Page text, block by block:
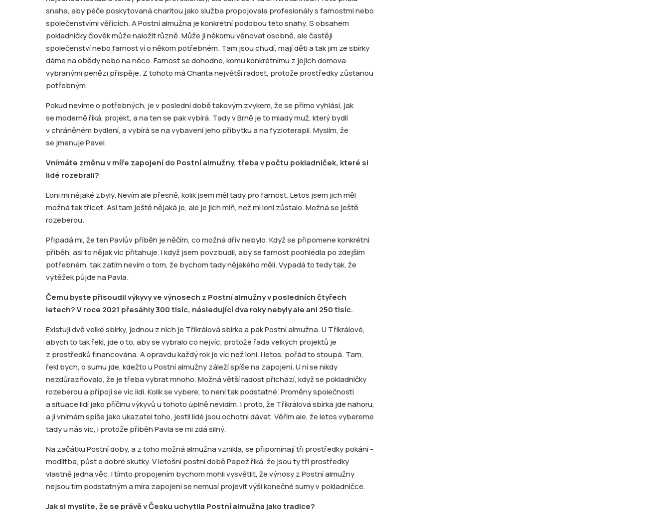
snaha, aby péče poskytovaná charitou jako služba propojovala profesionály s farnostmi nebo
společenstvími věřících. A Postní almužna je konkrétní podobou této snahy. S obsahem
pokladničky člověk může naložit různě. Může ji někomu věnovat osobně, ale častěji
společenství nebo farnost ví o někom potřebném. Tam jsou chudí, mají děti a tak jim ze sbírky
dáme na obědy nebo na něco. Farnost se dohodne, komu konkrétnímu z jejich domova
vybranými penězi přispěje. Z tohoto má Charita největší radost, protože prostředky zůstanou
potřebným.
Pokud nevíme o potřebných, je v poslední době takovým zvykem, že se přímo vyhlásí, jak
se moderně říká, projekt, a na ten se pak vybírá. Tady v Brně je to mladý muž, který bydlí
v chráněném bydlení, a vybírá se na vybavení jeho příbytku a na fyzioterapii. Myslím, že
se jmenuje Pavel.
Vnímáte změnu v míře zapojení do Postní almužny, třeba v počtu pokladniček, které si
lidé rozebrali?
Loni mi nějaké zbyly. Nevím ale přesně, kolik jsem měl tady pro farnost. Letos jsem jich měl
možná tak třicet. Asi tam ještě nějaká je, ale je jich míň, než mi loni zůstalo. Možná se ještě
rozeberou.
Připadá mi, že ten Pavlův příběh je něčím, co možná dřív nebylo. Když se připomene konkrétní
příběh, asi to nějak víc přitahuje. I když jsem povzbudil, aby se farnost poohlédla po zdejším
potřebném, tak zatím nevím o tom, že bychom tady nějakého měli. Vypadá to tedy tak, že
výtěžek půjde na Pavla.
Čemu byste přisoudil výkyvy ve výnosech z Postní almužny v posledních čtyřech
letech? V roce 2021 přesáhly 300 tisíc, následující dva roky nebyly ale ani 250 tisíc.
Existují dvě velké sbírky, jednou z nich je Tříkrálová sbírka a pak Postní almužna. U Tříkrálové,
abych to tak řekl, jde o to, aby se vybralo co nejvíc, protože řada velkých projektů je
z prostředků financována. A opravdu každý rok je víc než loni. I letos, pořád to stoupá. Tam,
řekl bych, o sumu jde, kdežto u Postní almužny záleží spíše na zapojení. U ní se nikdy
nezdůrazňovalo, že je třeba vybrat mnoho. Možná větší radost přichází, když se pokladničky
rozeberou a připojí se víc lidí. Kolik se vybere, to není tak podstatné. Proměny společnosti
a situace lidí jako příčinu výkyvů u tohoto úplně nevidím. I proto, že Tříkrálová sbírka jde nahoru,
a ji vnímám spíše jako ukazatel toho, jestli lidé jsou ochotni dávat. Věřím ale, že letos vybereme
tady u nás víc, i protože příběh Pavla se mi zdá silný.
Na začátku Postní doby, a z toho možná almužna vznikla, se připomínají tři prostředky pokání -
modlitba, půst a dobré skutky. V letošní postní době Papež říká, že jsou ty tři prostředky
vlastně jedna věc. I tímto propojením bychom mohli vysvětlit, že výnosy z Postní almužny
nejsou tím podstatným a míra zapojení se nemusí projevit výší konečné sumy v pokladničce.
Jak si myslíte, že se právě v Česku uchytila Postní almužna jako tradice?